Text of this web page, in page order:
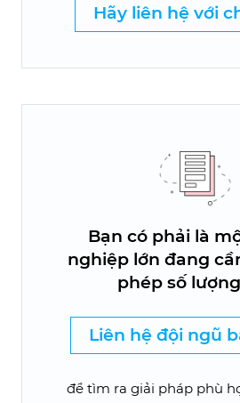
Hãy liên hệ với
Bạn có phải là
nghiệp lớn đang
phép số
Liên hệ đội ngũ
để tìm ra giải pháp phù